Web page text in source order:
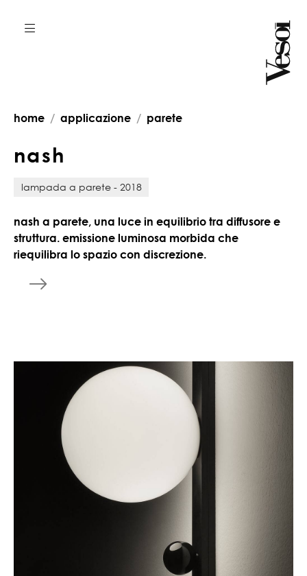
home applicazione parete
nash
lampada a parete - 2018
nash a parete, una luce in equilibrio tra diffusore e
struttura. emissione luminosa morbida che
riequilibra lo spazio con discrezione.